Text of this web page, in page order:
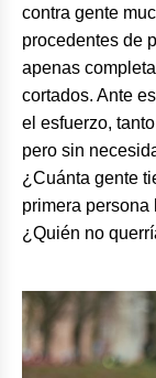
contra gente
procedentes de
apenas
cortados. Ante
el esfuerzo,
pero sin
¿Cuánta gente
primera
¿Quién no